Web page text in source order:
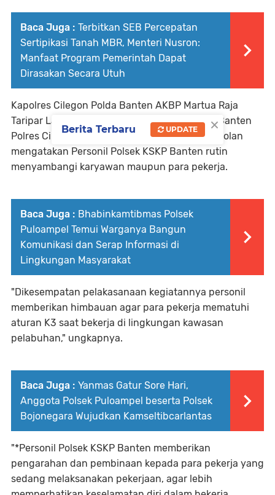
Baca Juga : Terbitkan SEB Percepatan
Sertipikasi Tanah MBR, Menteri Nusron:
Manfaat Program Pemerintah Dapat
Dirasakan Secara Utuh
Kapolres Cilegon Polda Banten AKBP Martua Raja
Taripar Laut Silitonga melalui Kapolsek KSKP Banten
Polres Cilegon Polda Banten IPTU Bobi Nainggolan
mengatakan Personil Polsek KSKP Banten rutin
menyambangi karyawan maupun para pekerja.
Baca Juga : Bhabinkamtibmas Polsek
Puloampel Temui Warganya Bangun
Komunikasi dan Serap Informasi di
Lingkungan Masyarakat
"Dikesempatan pelakasanaan kegiatannya personil
memberikan himbauan agar para pekerja mematuhi
aturan K3 saat bekerja di lingkungan kawasan
pelabuhan," ungkapnya.
Baca Juga : Yanmas Gatur Sore Hari,
Anggota Polsek Puloampel beserta Polsek
Bojonegara Wujudkan Kamseltibcarlantas
"*Personil Polsek KSKP Banten memberikan
pengarahan dan pembinaan kepada para pekerja yang
sedang melaksanakan pekerjaan, agar lebih
×
Berita Terbaru UPDATE